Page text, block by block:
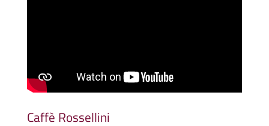
Caffè Rossellini